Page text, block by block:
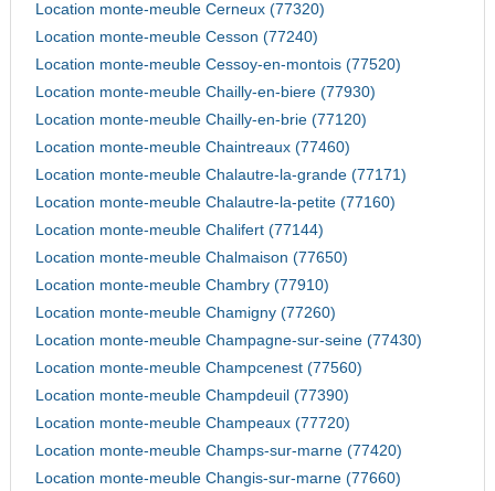
Location monte-meuble Cerneux (77320)
Location monte-meuble Cesson (77240)
Location monte-meuble Cessoy-en-montois (77520)
Location monte-meuble Chailly-en-biere (77930)
Location monte-meuble Chailly-en-brie (77120)
Location monte-meuble Chaintreaux (77460)
Location monte-meuble Chalautre-la-grande (77171)
Location monte-meuble Chalautre-la-petite (77160)
Location monte-meuble Chalifert (77144)
Location monte-meuble Chalmaison (77650)
Location monte-meuble Chambry (77910)
Location monte-meuble Chamigny (77260)
Location monte-meuble Champagne-sur-seine (77430)
Location monte-meuble Champcenest (77560)
Location monte-meuble Champdeuil (77390)
Location monte-meuble Champeaux (77720)
Location monte-meuble Champs-sur-marne (77420)
Location monte-meuble Changis-sur-marne (77660)